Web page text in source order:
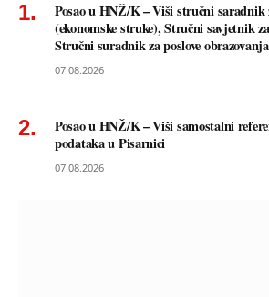
Posao u HNŽ/K – Viši stručni saradnik
(ekonomske struke), Stručni savjetnik
Stručni suradnik za poslove obrazovanja
07.08.2026
Posao u HNŽ/K – Viši samostalni
podataka u Pisarnici
07.08.2026